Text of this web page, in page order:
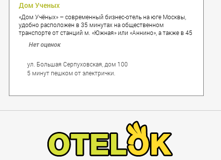
Дом Ученых
«Дом Учёных» – современный бизнес-отель на юге Москвы,
удобно расположен в 35 минутах на общественном
транспорте от станций м. «Южная» или «Аннино», а также в 45
Нет оценок
ул. Большая Серпуховская, дом 100
5 минут пешком от электрички.